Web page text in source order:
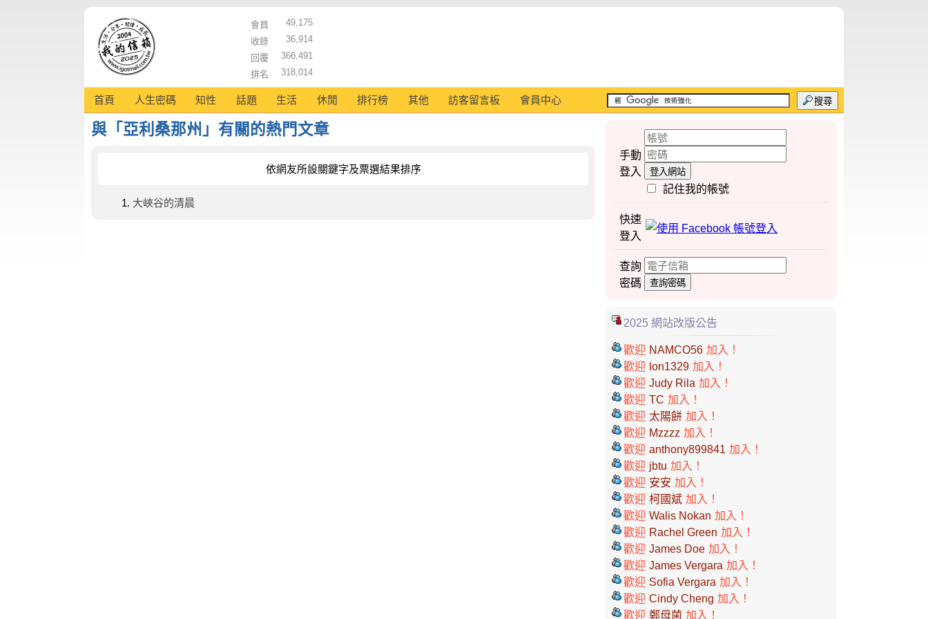
會員
49,175
收錄
36,914
回覆
366,491
排名
318,014
首頁 人生密碼 知性 話題 生活 休閒 排行榜 其他 訪客留言板 會員中心 搜尋
與「亞利桑那州」有關的熱門文章
依網友所設關鍵字及票選結果排序
大峽谷的清晨
手動
登入
登入網站
記住我的帳號
快速
登入
查詢
密碼
查詢密碼
2025 網站改版公告
歡迎 NAMCO56 加入！
歡迎 lon1329 加入！
歡迎 Judy Rila 加入！
歡迎 TC 加入！
歡迎 太陽餅 加入！
歡迎 Mzzzz 加入！
歡迎 anthony899841 加入！
歡迎 jbtu 加入！
歡迎 安安 加入！
歡迎 柯國斌 加入！
歡迎 Walis Nokan 加入！
歡迎 Rachel Green 加入！
歡迎 James Doe 加入！
歡迎 James Vergara 加入！
歡迎 Sofia Vergara 加入！
歡迎 Cindy Cheng 加入！
歡迎 鄭母菌 加入！